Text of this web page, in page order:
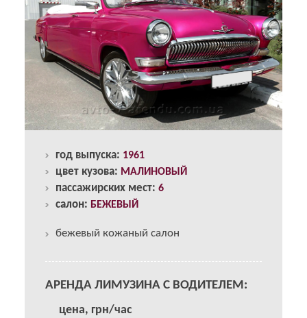
год выпуска: 1961
цвет кузова: МАЛИНОВЫЙ
пассажирских мест:6
салон: БЕЖЕВЫЙ
бежевый кожаный салон
АРЕНДА ЛИМУЗИНА С ВОДИТЕЛЕМ:
цена, грн/час